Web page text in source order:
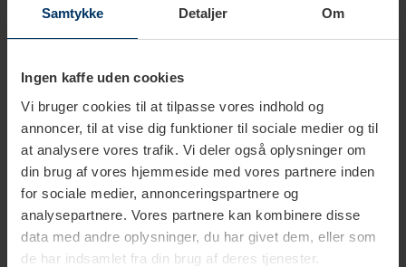
Samtykke Detaljer Om
Ingen kaffe uden cookies
Vi bruger cookies til at tilpasse vores indhold og
annoncer, til at vise dig funktioner til sociale medier og til
at analysere vores trafik. Vi deler også oplysninger om
din brug af vores hjemmeside med vores partnere inden
for sociale medier, annonceringspartnere og
analysepartnere. Vores partnere kan kombinere disse
data med andre oplysninger, du har givet dem, eller som
de har indsamlet fra din brug af deres tjenester.
Tilføj til kurv
Rigtig Kaffe Mixpakke 2,5kg Hele kaffebønner
649,95 DKK
Tilføj til kurv